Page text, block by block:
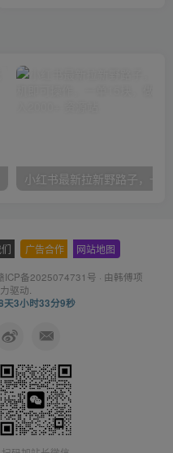
广告合作 网站地图
ICP备2025074731号 · 由韩傅项
驱动.
天3小时33分10秒